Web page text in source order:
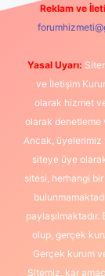
Reklam ve
Yasal Uyarı:
ve İletişim
olarak hizmet
olarak denetleme
Ancak, üyelerimiz
siteye üye
sitesi, herhangi
olup, gerçek
Gerçek kurum
Sitemiz, kar